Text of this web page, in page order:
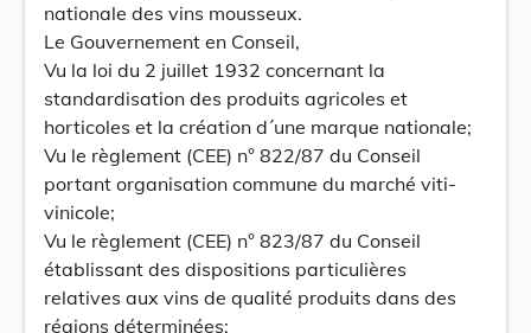
nationale des vins mousseux.
Le Gouvernement en Conseil,
Vu la loi du 2 juillet 1932 concernant la
standardisation des produits agricoles et
horticoles et la création d´une marque nationale;
Vu le règlement (CEE) n° 822/87 du Conseil
portant organisation commune du marché viti-
vinicole;
Vu le règlement (CEE) n° 823/87 du Conseil
établissant des dispositions particulières
relatives aux vins de qualité produits dans des
régions déterminées;